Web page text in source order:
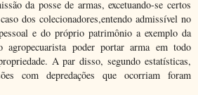
da posse de armas, excetuando-se certos
dos colecionadores,entendo admissível no
e do próprio patrimônio a exemplo da
agropecuarista poder portar arma em todo
A par disso, segundo estatísticas,
com depredações que ocorriam foram